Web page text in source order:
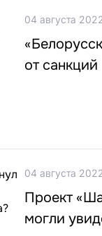
04 августа
от санкций
04 августа
Проект
могли